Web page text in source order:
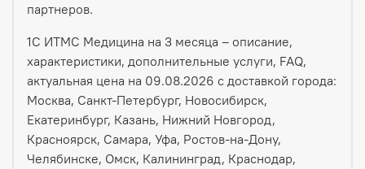
партнеров.
1С ИТМС Медицина на 3 месяца – описание,
характеристики, дополнительные услуги, FAQ,
актуальная цена на 09.08.2026 с доставкой города:
Москва, Санкт-Петербург, Новосибирск,
Екатеринбург, Казань, Нижний Новгород,
Красноярск, Самара, Уфа, Ростов-на-Дону,
Челябинске, Омск, Калининград, Краснодар,